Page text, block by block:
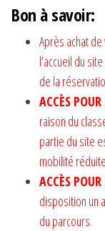
Bon à savoir:
Après achat
l’accueil du
de la
ACCÈS
raison du
partie du site
mobilité
ACCÈS
disposition un
du parcours.